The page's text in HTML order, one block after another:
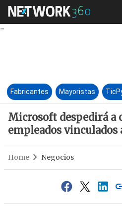
Fabricantes Mayoristas
Microsoft despedirá a
empleados vinculados
Home Negocios